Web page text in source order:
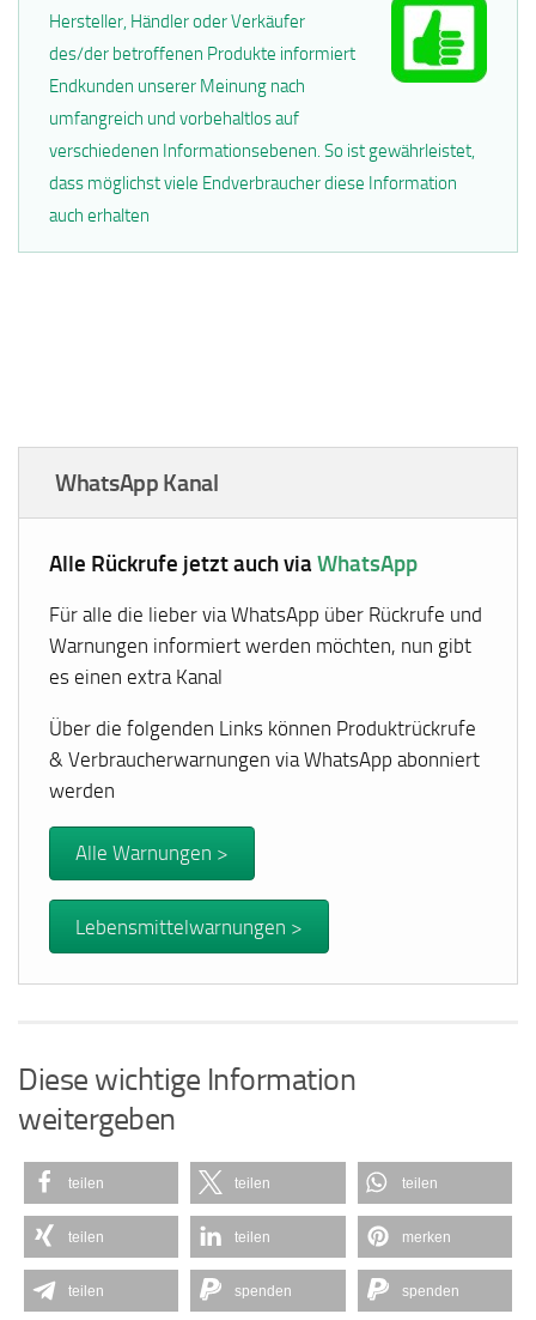
Hersteller, Händler oder Verkäufer
des/der betroffenen Produkte informiert
Endkunden unserer Meinung nach
umfangreich und vorbehaltlos auf
verschiedenen Informationsebenen. So ist gewährleistet,
dass möglichst viele Endverbraucher diese Information
auch erhalten
WhatsApp Kanal
Alle Rückrufe jetzt auch viaWhatsApp
Für alle die lieber via WhatsApp über Rückrufe und
Warnungen informiert werden möchten, nun gibt
es einen extra Kanal
Über die folgenden Links können Produktrückrufe
& Verbraucherwarnungen via WhatsApp abonniert
werden
Alle Warnungen >
Lebensmittelwarnungen >
Diese wichtige Information
weitergeben
teilen teilen teilen
teilen teilen merken
teilen spenden spenden